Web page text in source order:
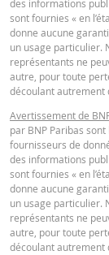
des informations
sont fournies « en
donne aucune
un usage particulier.
représentants ne
autre, pour toute
découlant autrement
Avertissement de
par BNP Paribas
fournisseurs de
des informations
sont fournies « en
donne aucune
un usage particulier.
représentants ne
autre, pour toute
découlant autrement